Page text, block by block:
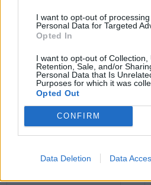
I want to opt-out of
Personal Data for Targeted
Opted In
I want to opt-out of Collection,
Retention, Sale, and/or
Personal Data that Is
Purposes for which it was
Opted Out
CONFIRM
Data Deletion Data
Condividi questo articolo:
E-mail
Mastodon Telegram
Stampa
Vuoi ricevere gli aggiornamenti